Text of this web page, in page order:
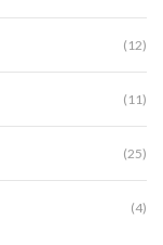
(12)
(11)
(25)
(4)